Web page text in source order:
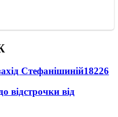
Стефанішиній18226
відстрочки від